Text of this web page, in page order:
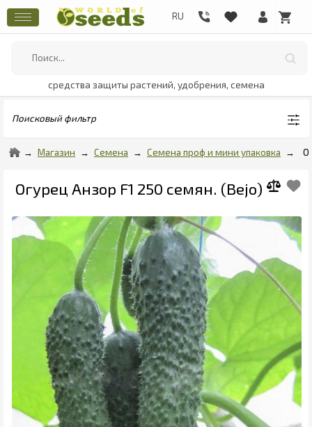
средства защиты растений, удобрения, семена
Поисковый фильтр
Магазин Семена Семена проф и мини упаковка
Огурец Анзор F1 250 семян. (Bejo)